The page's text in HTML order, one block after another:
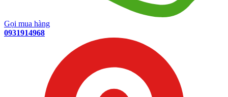
Gọi mua hàng
0931914968